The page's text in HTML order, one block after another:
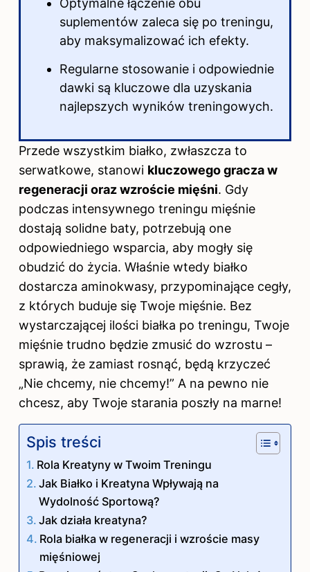
suplementów zaleca się po treningu,
aby maksymalizować ich efekty.
Regularne stosowanie i odpowiednie
dawki są kluczowe dla uzyskania
najlepszych wyników treningowych.
Przede wszystkim białko, zwłaszcza to
serwatkowe, stanowi kluczowego gracza w
regeneracji oraz wzroście mięśni. Gdy
podczas intensywnego treningu mięśnie
dostają solidne baty, potrzebują one
odpowiedniego wsparcia, aby mogły się
obudzić do życia. Właśnie wtedy białko
dostarcza aminokwasy, przypominające cegły,
z których buduje się Twoje mięśnie. Bez
wystarczającej ilości białka po treningu, Twoje
mięśnie trudno będzie zmusić do wzrostu –
sprawią, że zamiast rosnąć, będą krzyczeć
„Nie chcemy, nie chcemy!” A na pewno nie
chcesz, aby Twoje starania poszły na marne!
Spis treści
Rola Kreatyny w Twoim Treningu
Jak Białko i Kreatyna Wpływają na
Wydolność Sportową?
Jak działa kreatyna?
Rola białka w regeneracji i wzroście masy
mięśniowej